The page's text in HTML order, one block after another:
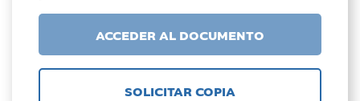
ACCEDER AL DOCUMENTO
SOLICITAR COPIA